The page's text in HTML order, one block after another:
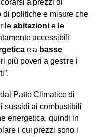
a prezzi di
di politiche e misure che
le abitazioni e le
accessibili
e a basse
più poveri a gestire i
Patto Climatico di
sussidi ai combustibili
energetica, quindi in
i cui prezzi sono i